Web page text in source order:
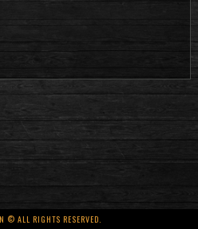
© ALL RIGHTS RESERVED.